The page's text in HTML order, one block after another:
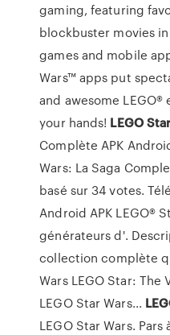
gaming, featuring
blockbuster movies
games and mobile
Wars™ apps put
and awesome
your hands! LEGOStar
Complète APK
Wars: La Saga
basé sur 34 votes.
Android APK LEGO®
générateurs d'.
collection complète
Wars LEGO Star: The
LEGO Star Wars...
LEGO Star Wars.